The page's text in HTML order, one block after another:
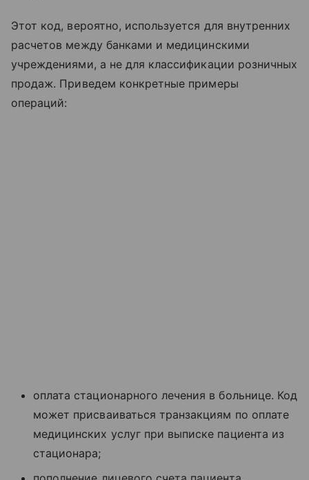
Этот код, вероятно, используется для внутренних
расчетов между банками и медицинскими
учреждениями, а не для классификации розничных
продаж. Приведем конкретные примеры
операций:
оплата стационарного лечения в больнице. Код
может присваиваться транзакциям по оплате
медицинских услуг при выписке пациента из
стационара;